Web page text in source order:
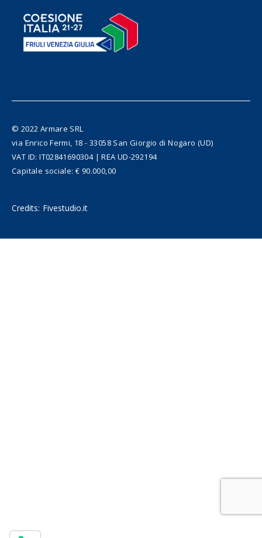
© 2022 Armare SRL
via Enrico Fermi, 18 - 33058 San Giorgio di Nogaro (UD)
VAT ID: IT02841690304 | REA UD-292194
Capitale sociale: € 90.000,00
Credits: Fivestudio.it